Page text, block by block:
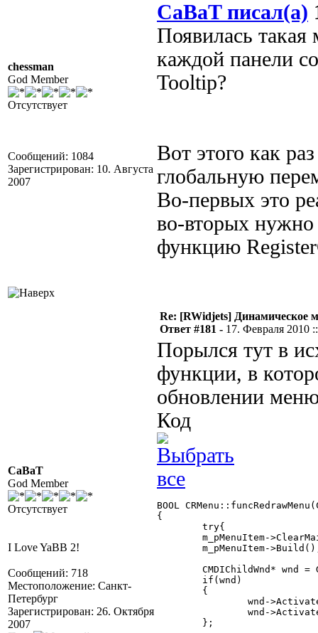
chessman
God Member
Отсутствует
Сообщений: 1084
Зарегистрирован: 10. Августа
2007
CaBaT писал(а)
Появилась
каждой панели
Tooltip?
Вот этого как
глобальную
Во-первых это
во-вторых
функцию
CaBaT
God Member
Отсутствует
I Love YaBB 2!
Сообщений: 718
Местоположение: Санкт-
Петербург
Зарегистрирован: 26. Октября
2007
Re: [RWidjets] Динамическое
Ответ #181 - 17. Февраля 2010
Порылся тут в
функции, в
обновлении
Код
BOOL
{